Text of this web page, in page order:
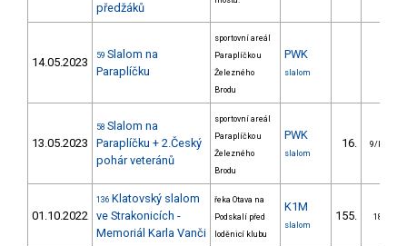
předžáků
14.05.2023 59 Slalom na
Paraplíčku
sportovní areál
Paraplíčko u
Železného
Brodu
PWK
slalom
13.05.2023
58 Slalom na
Paraplíčku + 2.Český
pohár veteránů
sportovní areál
Paraplíčko u
Železného
Brodu
PWK
slalom
16. 9/PZM
01.10.2022
136 Klatovský slalom
ve Strakonicích -
Memoriál Karla Vanči
řeka Otava na
Podskalí před
loděnicí klubu
K1M
slalom
155. 18/PZ